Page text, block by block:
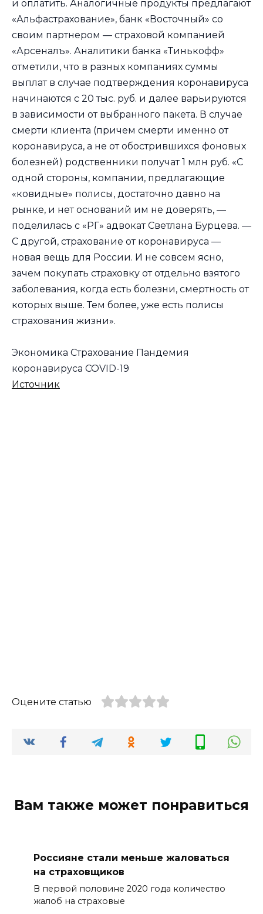
и оплатить. Аналогичные продукты предлагают
«Альфастрахование», банк «Восточный» со
своим партнером — страховой компанией
«Арсеналъ». Аналитики банка «Тинькофф»
отметили, что в разных компаниях суммы
выплат в случае подтверждения коронавируса
начинаются с 20 тыс. руб. и далее варьируются
в зависимости от выбранного пакета. В случае
смерти клиента (причем смерти именно от
коронавируса, а не от обострившихся фоновых
болезней) родственники получат 1 млн руб. «С
одной стороны, компании, предлагающие
«ковидные» полисы, достаточно давно на
рынке, и нет оснований им не доверять, —
поделилась с «РГ» адвокат Светлана Бурцева. —
С другой, страхование от коронавируса —
новая вещь для России. И не совсем ясно,
зачем покупать страховку от отдельно взятого
заболевания, когда есть болезни, смертность от
которых выше. Тем более, уже есть полисы
страхования жизни».
Экономика Страхование Пандемия
коронавируса COVID-19
Источник
Оцените статью
Вам также может понравиться
Россияне стали меньше жаловаться
на страховщиков
В первой половине 2020 года количество
жалоб на страховые